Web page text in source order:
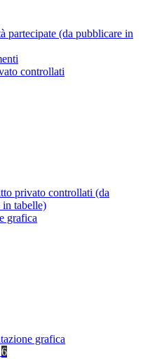
partecipate (da pubblicare in
controllati
privato controllati (da
in tabelle)
grafica
grafica
6